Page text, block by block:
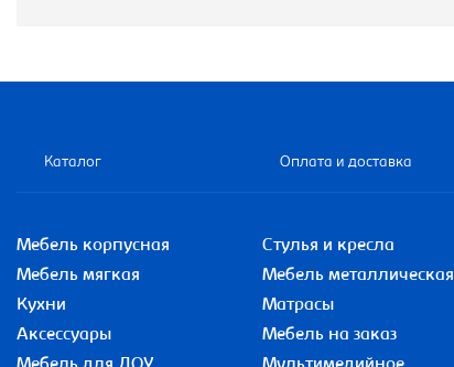
Каталог Оплата и доставка
Мебель корпусная
Стулья и кресла
Мебель мягкая
Мебель металлическая
Кухни
Матрасы
Аксессуары
Мебель на заказ